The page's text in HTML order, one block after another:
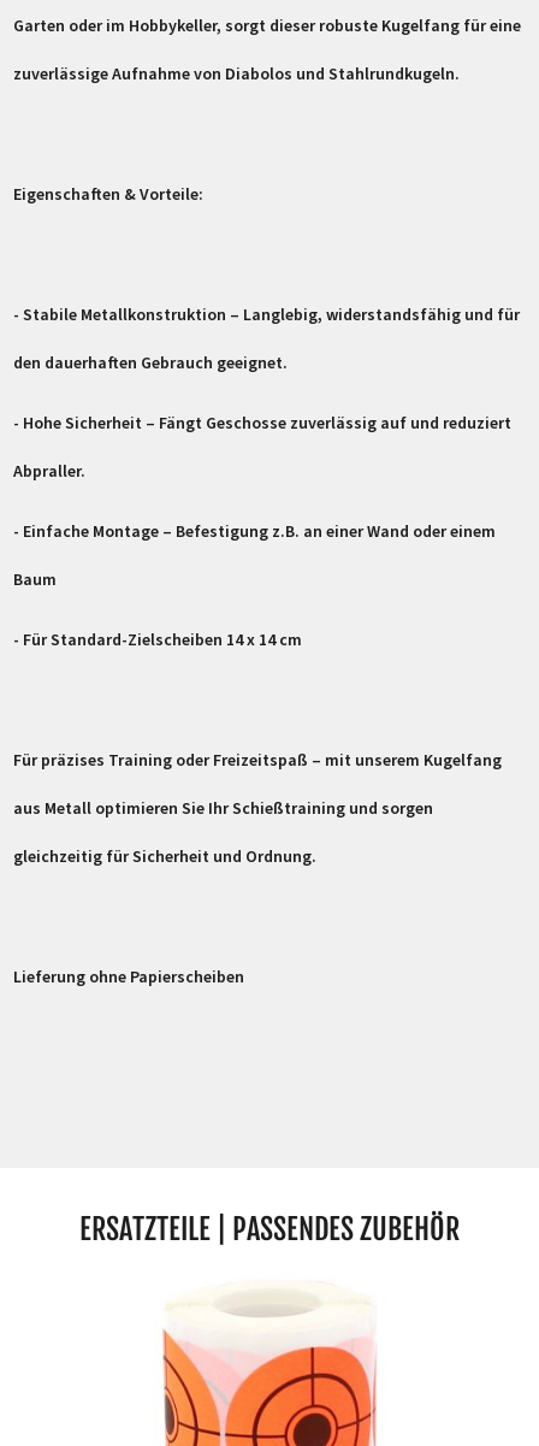
Garten oder im Hobbykeller, sorgt dieser robuste Kugelfang für eine
zuverlässige Aufnahme von Diabolos und Stahlrundkugeln.
Eigenschaften & Vorteile:
- Stabile Metallkonstruktion – Langlebig, widerstandsfähig und für
den dauerhaften Gebrauch geeignet.
- Hohe Sicherheit – Fängt Geschosse zuverlässig auf und reduziert
Abpraller.
- Einfache Montage – Befestigung z.B. an einer Wand oder einem
Baum
- Für Standard-Zielscheiben 14 x 14 cm
Für präzises Training oder Freizeitspaß – mit unserem Kugelfang
aus Metall optimieren Sie Ihr Schießtraining und sorgen
gleichzeitig für Sicherheit und Ordnung.
Lieferung ohne Papierscheiben
ERSATZTEILE | PASSENDES ZUBEHÖR